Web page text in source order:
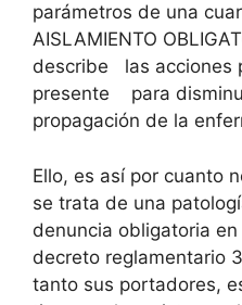
parámetros de una
AISLAMIENTO
describe las acciones
presente para
propagación de la
Ello, es así por cuanto
se trata de una
denuncia obligatoria
decreto reglamentario
tanto sus portadores,